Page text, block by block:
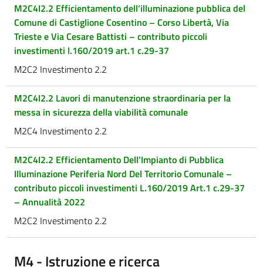
M2C4I2.2 Efficientamento dell’illuminazione pubblica del
Comune di Castiglione Cosentino – Corso Libertà, Via
Trieste e Via Cesare Battisti – contributo piccoli
investimenti l.160/2019 art.1 c.29-37
M2C2 Investimento 2.2
M2C4I2.2 Lavori di manutenzione straordinaria per la
messa in sicurezza della viabilità comunale
M2C4 Investimento 2.2
M2C4I2.2 Efficientamento Dell’Impianto di Pubblica
Illuminazione Periferia Nord Del Territorio Comunale –
contributo piccoli investimenti L.160/2019 Art.1 c.29-37
– Annualità 2022
M2C2 Investimento 2.2
M4 - Istruzione e ricerca